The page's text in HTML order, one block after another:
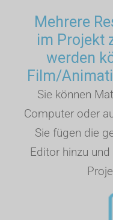
Mehrere
im Projekt
werden
Film/
Sie können
Computer oder
Sie fügen die
Editor hinzu